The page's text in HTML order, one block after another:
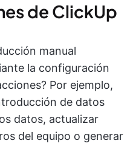
de ClickUp
manual
la configuración
Por ejemplo,
de datos
datos, actualizar
del equipo o generar